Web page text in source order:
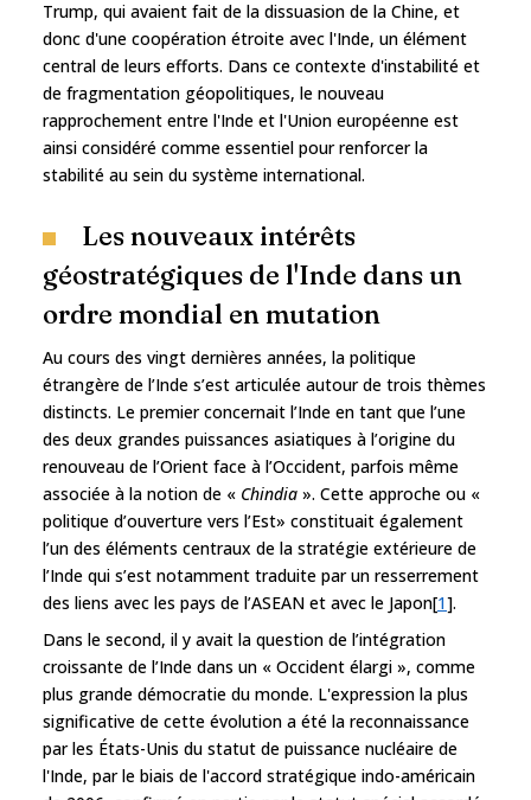
Trump, qui avaient fait de la dissuasion de la Chine, et
donc d'une coopération étroite avec l'Inde, un élément
central de leurs efforts. Dans ce contexte d'instabilité et
de fragmentation géopolitiques, le nouveau
rapprochement entre l'Inde et l'Union européenne est
ainsi considéré comme essentiel pour renforcer la
stabilité au sein du système international.
Les nouveaux intérêts
géostratégiques de l'Inde dans un
ordre mondial en mutation
Au cours des vingt dernières années, la politique
étrangère de l’Inde s’est articulée autour de trois thèmes
distincts. Le premier concernait l’Inde en tant que l’une
des deux grandes puissances asiatiques à l’origine du
renouveau de l’Orient face à l’Occident, parfois même
associée à la notion de « Chindia ». Cette approche ou «
politique d’ouverture vers l’Est» constituait également
l’un des éléments centraux de la stratégie extérieure de
l’Inde qui s’est notamment traduite par un resserrement
des liens avec les pays de l’ASEAN et avec le Japon[1].
Dans le second, il y avait la question de l’intégration
croissante de l’Inde dans un « Occident élargi », comme
plus grande démocratie du monde. L'expression la plus
significative de cette évolution a été la reconnaissance
par les États-Unis du statut de puissance nucléaire de
l'Inde, par le biais de l'accord stratégique indo-américain